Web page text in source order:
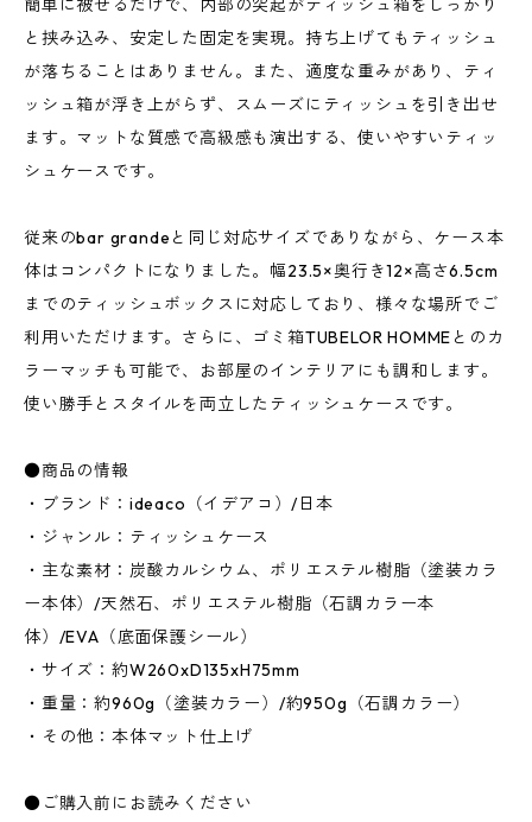
簡単に被せるだけで、内部の突起がティッシュ箱をしっかり
と挟み込み、安定した固定を実現。持ち上げてもティッシュ
が落ちることはありません。また、適度な重みがあり、ティ
ッシュ箱が浮き上がらず、スムーズにティッシュを引き出せ
ます。マットな質感で高級感も演出する、使いやすいティッ
シュケースです。
従来のbar grandeと同じ対応サイズでありながら、ケース本
体はコンパクトになりました。幅23.5×奥行き12×高さ6.5cm
までのティッシュボックスに対応しており、様々な場所でご
利用いただけます。さらに、ゴミ箱TUBELOR HOMMEとのカ
ラーマッチも可能で、お部屋のインテリアにも調和します。
使い勝手とスタイルを両立したティッシュケースです。
●商品の情報
・ブランド：ideaco（イデアコ）/日本
・ジャンル：ティッシュケース
・主な素材：炭酸カルシウム、ポリエステル樹脂（塗装カラ
ー本体）/天然石、ポリエステル樹脂（石調カラー本
体）/EVA（底面保護シール）
・サイズ：約W260xD135xH75mm
・重量：約960g（塗装カラー）/約950g（石調カラー）
・その他：本体マット仕上げ
●ご購入前にお読みください